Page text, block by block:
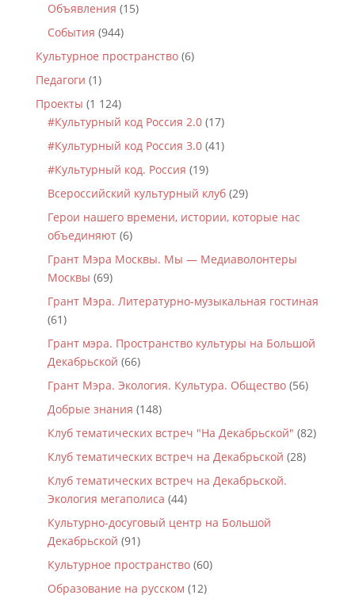
Объявления (15)
События (944)
Культурное пространство(6)
Педагоги (1)
Проекты (1 124)
#Культурный код Россия 2.0(17)
#Культурный код Россия 3.0(41)
#Культурный код. Россия (19)
Всероссийский культурный клуб(29)
Герои нашего времени, истории, которые нас
объединяют(6)
Грант Мэра Москвы. Мы — Медиаволонтеры
Москвы (69)
Грант Мэра. Литературно-музыкальная гостиная
(61)
Грант мэра. Пространство культуры на Большой
Декабрьской (66)
Грант Мэра. Экология. Культура. Общество(56)
Добрые знания (148)
Клуб тематических встреч "На Декабрьской" (82)
Клуб тематических встреч на Декабрьской (28)
Клуб тематических встреч на Декабрьской.
Экология мегаполиса (44)
Культурно-досуговый центр на Большой
Декабрьской (91)
Культурное пространство(60)
Образование на русском (12)